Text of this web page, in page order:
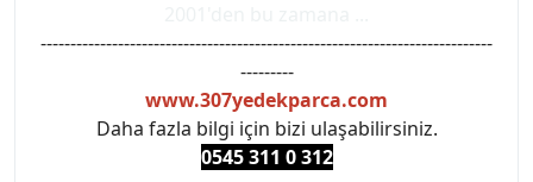
----------------------------------------------------------------------------
---------
www.307yedekparca.com
Daha fazla bilgi için bizi ulaşabilirsiniz.
0545 311 0 312